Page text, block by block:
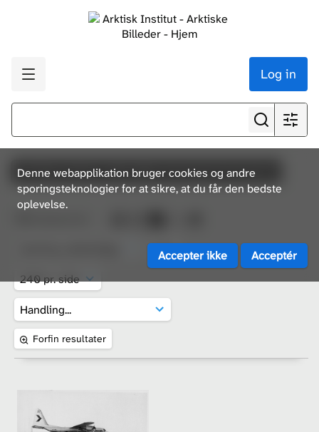
Log in
Denne webapplikation bruger cookies og andre
sporingsteknologier for at sikre, at du får den bedste
oplevelse.
p79708-p79999, 2018-006, Greenland Contractors
Forfin resultater